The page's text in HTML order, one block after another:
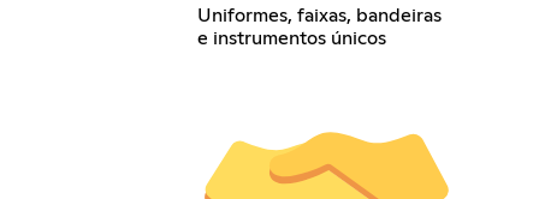
Uniformes, faixas, bandeiras
e instrumentos únicos